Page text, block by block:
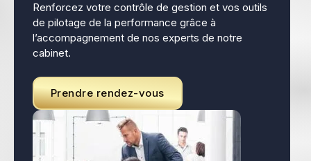
Renforcez votre contrôle de gestion et vos outils
de pilotage de la performance grâce à
l’accompagnement de nos experts de notre
cabinet.
Prendre rendez-vous